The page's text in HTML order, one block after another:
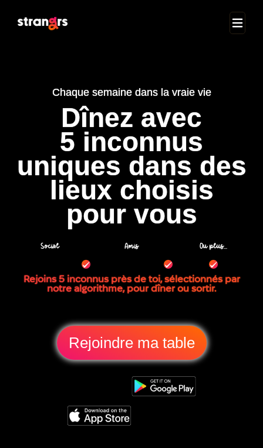
Chaque semaine dans la vraie vie
Dînez avec
5 inconnus
uniques dans des
lieux choisis
pour vous
Social Amis Ou plus...
Rejoins 5 inconnus près de toi, sélectionnés par
notre algorithme, pour dîner ou sortir.
Rejoindre ma table